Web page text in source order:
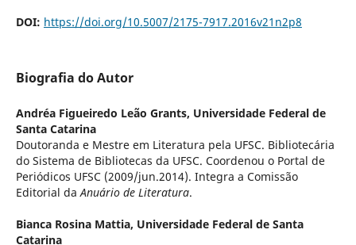
DOI: https://doi.org/10.5007/2175-7917.2016v21n2p8
Biografia do Autor
Andréa Figueiredo Leão Grants, Universidade Federal de
Santa Catarina
Doutoranda e Mestre em Literatura pela UFSC. Bibliotecária
do Sistema de Bibliotecas da UFSC. Coordenou o Portal de
Periódicos UFSC (2009/jun.2014). Integra a Comissão
Editorial daAnuário de Literatura.
Bianca Rosina Mattia, Universidade Federal de Santa
Catarina